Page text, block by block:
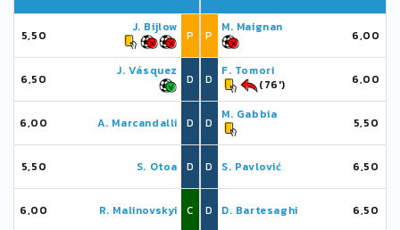
5,50
J. Bijlow
P
6,50
J. Vásquez
D
6,00 A. Marcandalli D
5,50 S. Otoa D
6,00 R. Malinovskyi C
P
M. Maignan
6,00
D
F. Tomori
(76')
6,00
D
M. Gabbia
5,50
D S. Pavlović 6,50
D D. Bartesaghi 6,50